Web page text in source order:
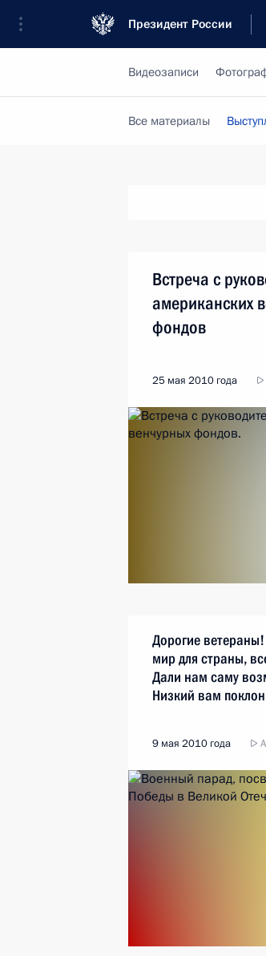
Президент России
Видеозаписи
Все материалы
Встреча с
американских
фондов
25 мая 2010 года
Дорогие
мир для страны,
Дали нам саму
Низкий вам поклон
9 мая 2010 года